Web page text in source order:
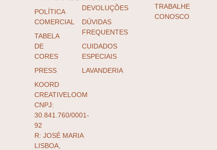
POLÍTICA
COMERCIAL
TABELA
DE
CORES
PRESS
KOORD
CREATIVELOOM
CNPJ:
30.841.760/0001-
92
R: JOSÉ MARIA
LISBOA,
DEVOLUÇÕES
DÚVIDAS
FREQUENTES
CUIDADOS
ESPECIAIS
LAVANDERIA
TRABALHE
CONOSCO